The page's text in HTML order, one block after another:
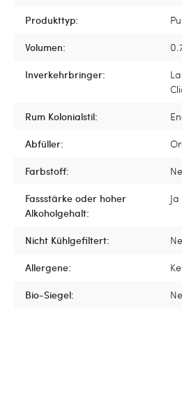
Produkttyp:
Volumen:
Inverkehrbringer:
Rum Kolonialstil:
Abfüller:
Farbstoff:
Fassstärke oder hoher
Alkoholgehalt:
Ja
Nicht Kühlgefiltert:
Allergene:
Bio-Siegel: